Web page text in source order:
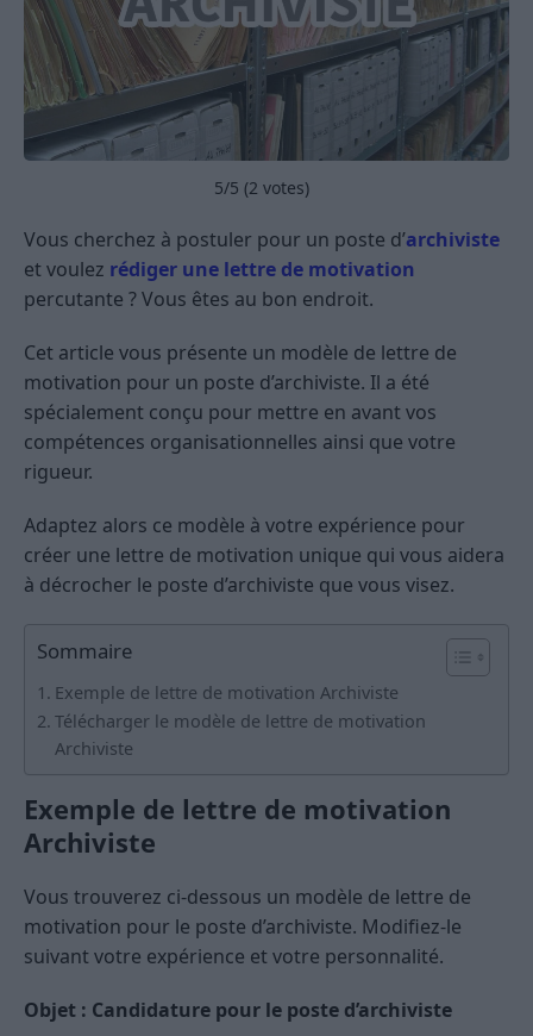
5/5 (2 votes)
Vous cherchez à postuler pour un poste d’archiviste
et voulez rédiger une lettre de motivation
percutante ? Vous êtes au bon endroit.
Cet article vous présente un modèle de lettre de
motivation pour un poste d’archiviste. Il a été
spécialement conçu pour mettre en avant vos
compétences organisationnelles ainsi que votre
rigueur.
Adaptez alors ce modèle à votre expérience pour
créer une lettre de motivation unique qui vous aidera
à décrocher le poste d’archiviste que vous visez.
Sommaire
Exemple de lettre de motivation Archiviste
Télécharger le modèle de lettre de motivation
Archiviste
Exemple de lettre de motivation
Archiviste
Vous trouverez ci-dessous un modèle de lettre de
motivation pour le poste d’archiviste. Modifiez-le
suivant votre expérience et votre personnalité.
Objet : Candidature pour le poste d’archiviste